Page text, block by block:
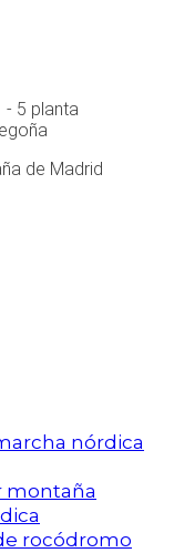
- 5 planta
de Madrid
nórdica
montaña
rocódromo